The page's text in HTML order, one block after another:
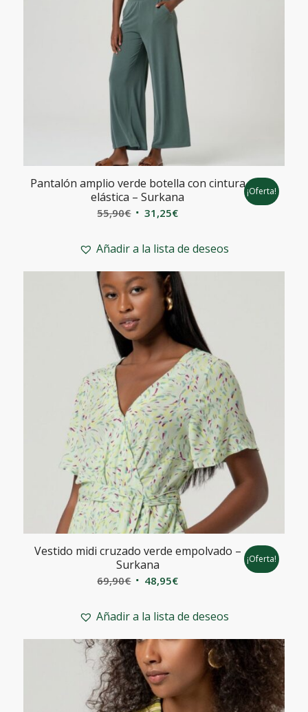
Pantalón amplio verde botella con cintura
elástica – Surkana
55,90€ El
original
55,90€.
31,25€El
actual
31,25€.
¡Oferta!
Añadir a la lista de deseos
Vestido midi cruzado verde empolvado –
Surkana
69,90€ El
original
69,90€.
48,95€El
actual
48,95€.
¡Oferta!
Añadir a la lista de deseos